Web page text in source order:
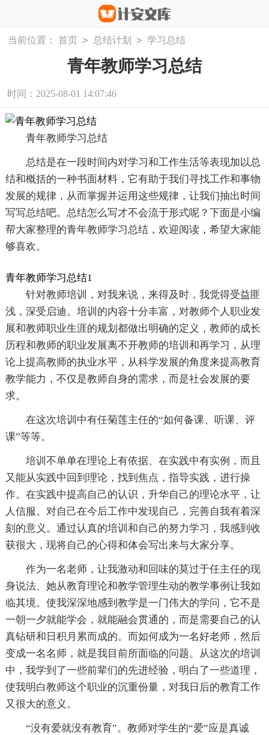
当前位置： 首页 > 总结计划 > 学习总结
青年教师学习总结
时间：2025-08-01 14:07:46
青年教师学习总结
总结是在一段时间内对学习和工作生活等表现加以总
结和概括的一种书面材料，它有助于我们寻找工作和事物
发展的规律，从而掌握并运用这些规律，让我们抽出时间
写写总结吧。总结怎么写才不会流于形式呢？下面是小编
帮大家整理的青年教师学习总结，欢迎阅读，希望大家能
够喜欢。
青年教师学习总结1
针对教师培训，对我来说，来得及时，我觉得受益匪
浅，深受启迪。培训的内容十分丰富，对教师个人职业发
展和教师职业生涯的规划都做出明确的定义，教师的成长
历程和教师的职业发展离不开教师的培训和再学习，从理
论上提高教师的执业水平，从科学发展的角度来提高教育
教学能力，不仅是教师自身的需求，而是社会发展的要
求。
在这次培训中有任菊莲主任的“如何备课、听课、评
课”等等。
培训不单单在理论上有依据、在实践中有实例，而且
又能从实践中回到理论，找到焦点，指导实践，进行操
作。在实践中提高自己的认识，升华自己的理论水平，让
人信服。对自己在今后工作中发现自己，完善自我有着深
刻的意义。通过认真的培训和自己的努力学习，我感到收
获很大，现将自己的心得和体会写出来与大家分享。
作为一名老师，让我激动和回味的莫过于任主任的现
身说法、她从教育理论和教学管理生动的教学事例让我如
临其境。使我深深地感到教学是一门伟大的学问，它不是
一朝一夕就能学会，就能融会贯通的，而是需要自己的认
真钻研和日积月累而成的。而如何成为一名好老师，然后
变成一名名师，就是我目前所面临的问题。从这次的培训
中，我学到了一些前辈们的先进经验，明白了一些道理，
使我明白教师这个职业的沉重份量，对我日后的教育工作
又很大的意义。
“没有爱就没有教育”。教师对学生的“爱”应是真诚